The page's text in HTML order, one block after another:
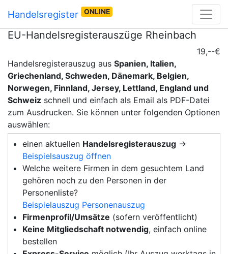
Handelsregister ONLINE
EU-Handelsregisterauszüge Rheinbach
19,--€
Handelsregisterauszug aus Spanien, Italien,
Griechenland, Schweden, Dänemark, Belgien,
Norwegen, Finnland, Jersey, Lettland, England und
Schweiz schnell und einfach als Email als PDF-Datei
zum Ausdrucken. Sie können unter folgenden Optionen
auswählen:
einen aktuellen Handelsregisterauszug →
Beispielsauszug öffnen
Welche weitere Firmen in dem gesuchtem Land
gehören noch zu den Personen in der
Personenliste?
Beispielauszug Personenauszug
Firmenprofil/Umsätze (sofern veröffentlicht)
Keine Mitgliedschaft notwendig, einfach online
bestellen